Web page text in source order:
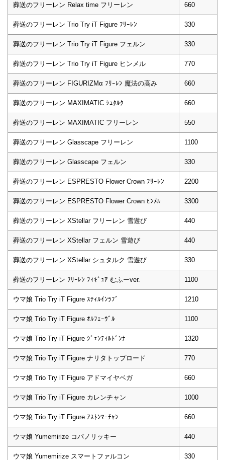
葬送のフリーレン Relax time フリーレン 660
葬送のフリーレン Trio Try iT Figure ﾌﾘｰﾚﾝ 330
葬送のフリーレン Trio Try iT Figure フェルン 330
葬送のフリーレン Trio Try iT Figure ヒンメル 770
葬送のフリーレン FIGURIZMα ﾌﾘｰﾚﾝ 魔法の高み 660
葬送のフリーレン MAXIMATIC ｼｭﾀﾙｸ 660
葬送のフリーレン MAXIMATIC フリーレン 550
葬送のフリーレン Glasscape フリーレン 1100
葬送のフリーレン Glasscape フェルン 330
葬送のフリーレン ESPRESTO Flower Crown ﾌﾘｰﾚﾝ 2200
葬送のフリーレン ESPRESTO Flower Crown ﾋﾝﾒﾙ 3300
葬送のフリーレン XStellar フリーレン 雪遊び 440
葬送のフリーレン XStellar フェルン 雪遊び 440
葬送のフリーレン XStellar シュタルク 雪遊び 330
葬送のフリーレン ﾌﾘｰﾚﾝ ﾌｨｷﾞｭｱ むふーver. 1100
ウマ娘 Trio Try iT Figure ｽﾃｨﾙｲﾝﾗﾌﾞ 1210
ウマ娘 Trio Try iT Figure ｵﾙﾌｪｰｳﾞﾙ 1100
ウマ娘 Trio Try iT Figure ｼﾞｪﾝﾃｨﾙﾄﾞﾝﾅ 1320
ウマ娘 Trio Try iT Figure ナリタトップロード 770
ウマ娘 Trio Try iT Figure アドマイヤベガ 660
ウマ娘 Trio Try iT Figure カレンチャン 1000
ウマ娘 Trio Try iT Figure ｱｽﾄﾝﾏｰﾁｬﾝ 660
ウマ娘 Yumemirize コパノリッキー 440
ウマ娘 Yumemirize スマートファルコン 330